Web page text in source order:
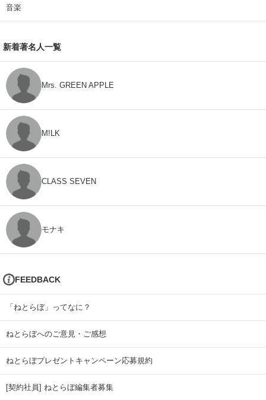
音楽
新着著名人一覧
Mrs. GREEN APPLE
M!LK
CLASS SEVEN
モナキ
FEEDBACK
「ねとらぼ」ってなに？
ねとらぼへのご意見・ご感想
ねとらぼプレゼントキャンペーン応募規約
[契約社員] ねとらぼ編集者募集